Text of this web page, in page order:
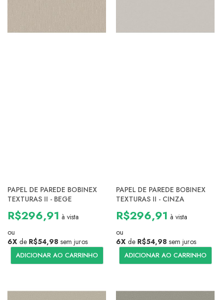
PAPEL DE PAREDE BOBINEX
TEXTURAS II - BEGE
R$296,91 à vista
ou
6X de R$54,98 sem juros
ADICIONAR AO CARRINHO
PAPEL DE PAREDE BOBINEX
TEXTURAS II - CINZA
R$296,91 à vista
ou
6X de R$54,98 sem juros
ADICIONAR AO CARRINHO